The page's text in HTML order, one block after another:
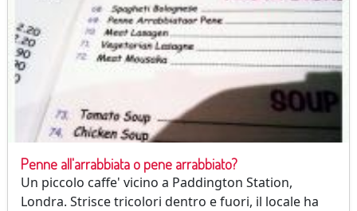
Penne all'arrabbiata o pene arrabbiato?
Un piccolo caffe' vicino a Paddington Station,
Londra. Strisce tricolori dentro e fuori, il locale ha